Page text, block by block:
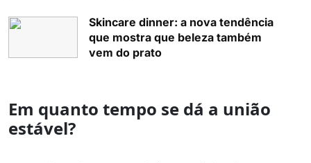
Skincare dinner: a nova tendência
que mostra que beleza também
vem do prato
Em quanto tempo se dá a união
estável?